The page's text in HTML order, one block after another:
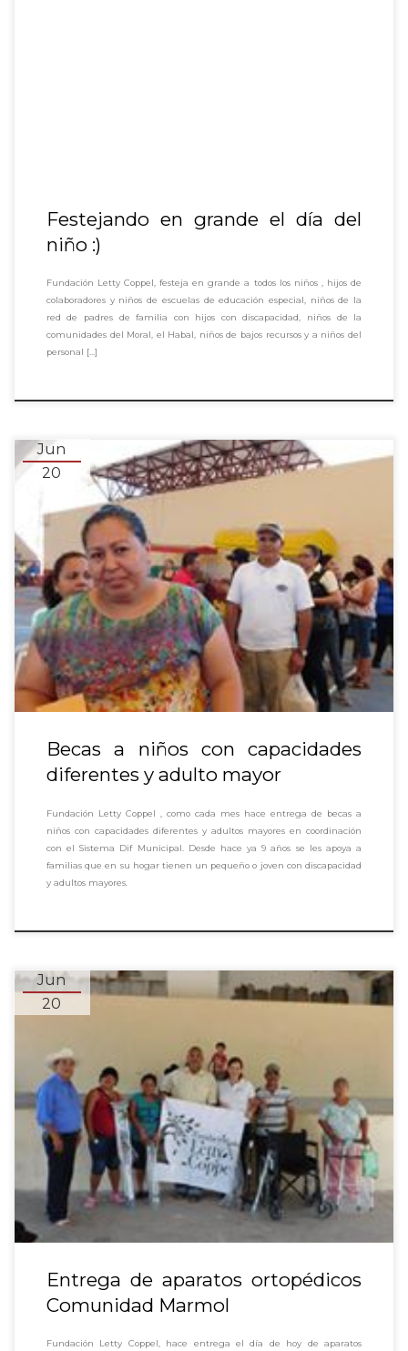
Festejando en grande el día del
niño :)
Fundación Letty Coppel, festeja en grande a todos los niños , hijos de
colaboradores y niños de escuelas de educación especial, niños de la
red de padres de familia con hijos con discapacidad, niños de la
comunidades del Moral, el Habal, niños de bajos recursos y a niños del
personal […]
Jun
20
Becas a niños con capacidades
diferentes y adulto mayor
Fundación Letty Coppel , como cada mes hace entrega de becas a
niños con capacidades diferentes y adultos mayores en coordinación
con el Sistema Dif Municipal. Desde hace ya 9 años se les apoya a
familias que en su hogar tienen un pequeño o joven con discapacidad
y adultos mayores.
Jun
20
Entrega de aparatos ortopédicos
Comunidad Marmol
Fundación Letty Coppel, hace entrega el día de hoy de aparatos